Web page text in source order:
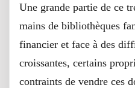
Une grande partie de ce
mains de bibliothèques
financier et face à des
croissantes, certains
contraints de vendre ces